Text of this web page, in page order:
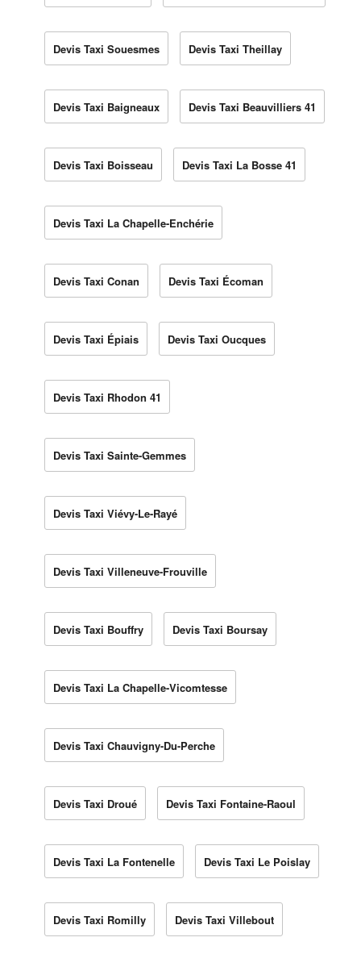
Devis Taxi Souesmes Devis Taxi Theillay
Devis Taxi Baigneaux Devis Taxi Beauvilliers 41
Devis Taxi Boisseau Devis Taxi La Bosse 41
Devis Taxi La Chapelle-Enchérie
Devis Taxi Conan Devis Taxi Écoman
Devis Taxi Épiais Devis Taxi Oucques
Devis Taxi Rhodon 41
Devis Taxi Sainte-Gemmes
Devis Taxi Viévy-Le-Rayé
Devis Taxi Villeneuve-Frouville
Devis Taxi Bouffry Devis Taxi Boursay
Devis Taxi La Chapelle-Vicomtesse
Devis Taxi Chauvigny-Du-Perche
Devis Taxi Droué Devis Taxi Fontaine-Raoul
Devis Taxi La Fontenelle Devis Taxi Le Poislay
Devis Taxi Romilly Devis Taxi Villebout